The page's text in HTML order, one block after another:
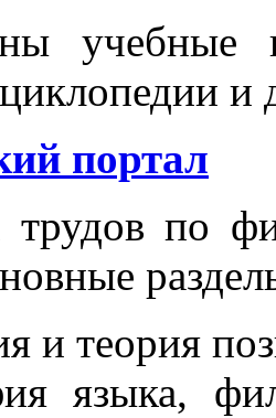
учебные
и
портал
трудов по
и теория
языка,